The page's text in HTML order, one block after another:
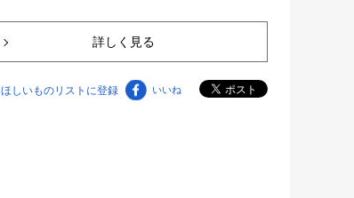
詳しく見る
ほしいものリストに登録 いいね